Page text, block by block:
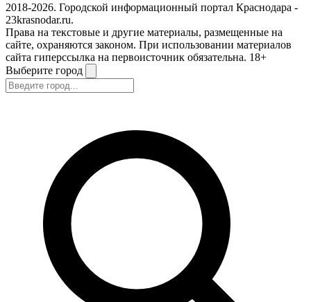
2018-2026. Городской информационный портал Краснодара -
23krasnodar.ru.
Права на текстовые и другие материалы, размещенные на
сайте, охраняются законом. При использовании материалов
сайта гиперссылка на первоисточник обязательна. 18+
Выберите город